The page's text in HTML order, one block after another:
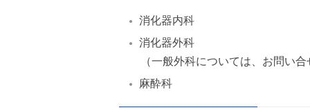
消化器内科
消化器外科
（一般外科については、お問い合
麻酔科